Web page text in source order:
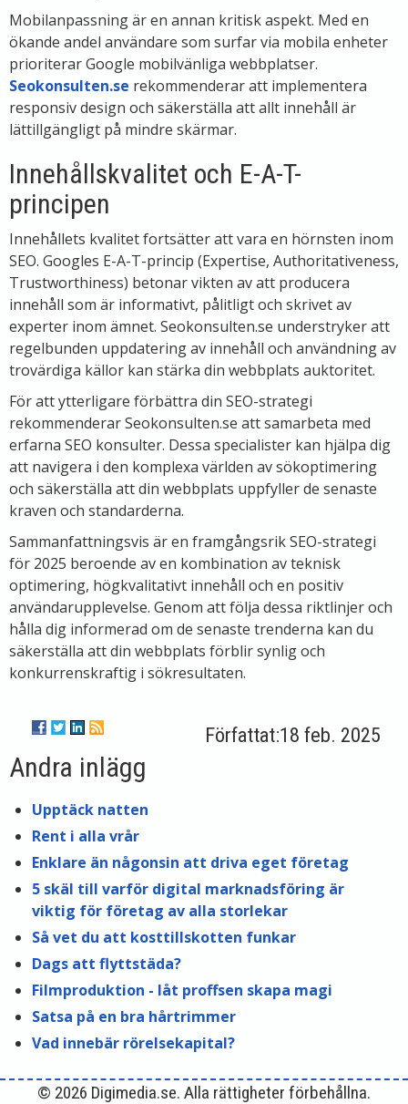
Mobilanpassning är en annan kritisk aspekt. Med en
ökande andel användare som surfar via mobila enheter
prioriterar Google mobilvänliga webbplatser.
Seokonsulten.se rekommenderar att implementera
responsiv design och säkerställa att allt innehåll är
lättillgängligt på mindre skärmar.
Innehållskvalitet och E-A-T-
principen
Innehållets kvalitet fortsätter att vara en hörnsten inom
SEO. Googles E-A-T-princip (Expertise, Authoritativeness,
Trustworthiness) betonar vikten av att producera
innehåll som är informativt, pålitligt och skrivet av
experter inom ämnet. Seokonsulten.se understryker att
regelbunden uppdatering av innehåll och användning av
trovärdiga källor kan stärka din webbplats auktoritet.
För att ytterligare förbättra din SEO-strategi
rekommenderar Seokonsulten.se att samarbeta med
erfarna SEO konsulter. Dessa specialister kan hjälpa dig
att navigera i den komplexa världen av sökoptimering
och säkerställa att din webbplats uppfyller de senaste
kraven och standarderna.
Sammanfattningsvis är en framgångsrik SEO-strategi
för 2025 beroende av en kombination av teknisk
optimering, högkvalitativt innehåll och en positiv
användarupplevelse. Genom att följa dessa riktlinjer och
hålla dig informerad om de senaste trenderna kan du
säkerställa att din webbplats förblir synlig och
konkurrenskraftig i sökresultaten.
18 feb. 2025
Andra inlägg
Upptäck natten
Rent i alla vrår
Enklare än någonsin att driva eget företag
5 skäl till varför digital marknadsföring är
viktig för företag av alla storlekar
Så vet du att kosttillskotten funkar
Dags att flyttstäda?
Filmproduktion - låt proffsen skapa magi
Satsa på en bra hårtrimmer
Vad innebär rörelsekapital?
© 2026 Digimedia.se. Alla rättigheter förbehållna.